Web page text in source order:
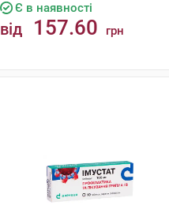
Є в наявності
від 157.60 грн